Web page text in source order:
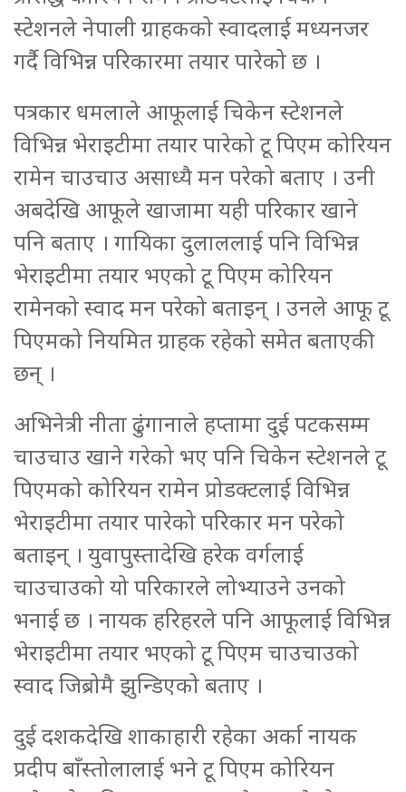
स्टेशनले नेपाली ग्राहकको स्वादलाई मध्यनजर
गर्दै विभिन्न परिकारमा तयार पारेको छ ।
पत्रकार धमलाले आफूलाई चिकेन स्टेशनले
विभिन्न भेराइटीमा तयार पारेको टू पिएम कोरियन
रामेन चाउचाउ असाध्यै मन परेको बताए । उनी
अबदेखि आफूले खाजामा यही परिकार खाने
पनि बताए । गायिका दुलाललाई पनि विभिन्न
भेराइटीमा तयार भएको टू पिएम कोरियन
रामेनको स्वाद मन परेको बताइन् । उनले आफू टू
पिएमको नियमित ग्राहक रहेको समेत बताएकी
छन् ।
अभिनेत्री नीता ढुंगानाले हप्तामा दुई पटकसम्म
चाउचाउ खाने गरेको भए पनि चिकेन स्टेशनले टू
पिएमको कोरियन रामेन प्रोडक्टलाई विभिन्न
भेराइटीमा तयार पारेको परिकार मन परेको
बताइन् । युवापुस्तादेखि हरेक वर्गलाई
चाउचाउको यो परिकारले लोभ्याउने उनको
भनाई छ । नायक हरिहरले पनि आफूलाई विभिन्न
भेराइटीमा तयार भएको टू पिएम चाउचाउको
स्वाद जिब्रोमै झुन्डिएको बताए ।
दुई दशकदेखि शाकाहारी रहेका अर्का नायक
प्रदीप बाँस्तोलालाई भने टू पिएम कोरियन